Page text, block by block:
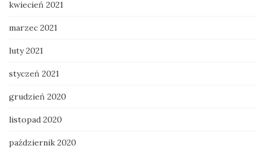
kwiecień 2021
marzec 2021
luty 2021
styczeń 2021
grudzień 2020
listopad 2020
październik 2020